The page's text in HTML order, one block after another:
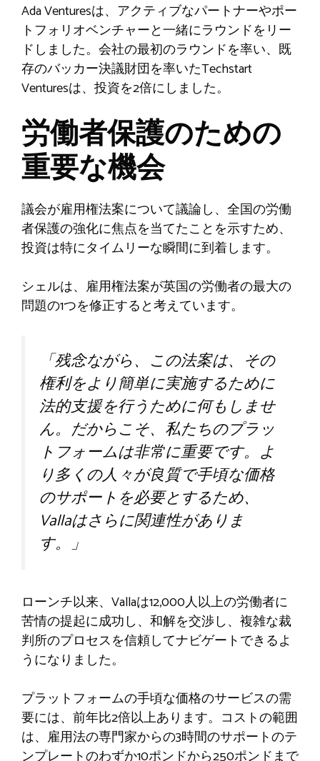
Ada Venturesは、アクティブなパートナーやポー
トフォリオベンチャーと一緒にラウンドをリー
ドしました。会社の最初のラウンドを率い、既
存のバッカー決議財団を率いたTechstart
Venturesは、投資を2倍にしました。
労働者保護のための
重要な機会
議会が雇用権法案について議論し、全国の労働
者保護の強化に焦点を当てたことを示すため、
投資は特にタイムリーな瞬間に到着します。
シェルは、雇用権法案が英国の労働者の最大の
問題の1つを修正すると考えています。
「残念ながら、この法案は、その
権利をより簡単に実施するために
法的支援を行うために何もしませ
ん。だからこそ、私たちのプラッ
トフォームは非常に重要です。よ
り多くの人々が良質で手頃な価格
のサポートを必要とするため、
Vallaはさらに関連性がありま
す。」
ローンチ以来、Vallaは12,000人以上の労働者に
苦情の提起に成功し、和解を交渉し、複雑な裁
判所のプロセスを信頼してナビゲートできるよ
うになりました。
プラットフォームの手頃な価格のサービスの需
要には、前年比2倍以上あります。コストの範囲
は、雇用法の専門家からの3時間のサポートのテ
ンプレートのわずか10ポンドから250ポンドまで